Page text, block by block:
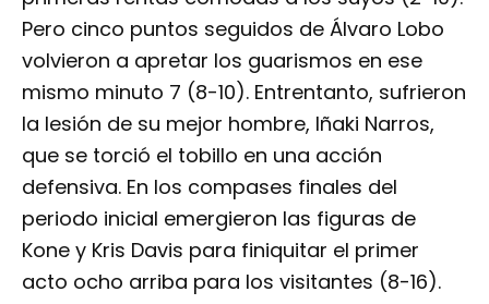
Pero cinco puntos seguidos de Álvaro Lobo
volvieron a apretar los guarismos en ese
mismo minuto 7 (8-10). Entrentanto, sufrieron
la lesión de su mejor hombre, Iñaki Narros,
que se torció el tobillo en una acción
defensiva. En los compases finales del
periodo inicial emergieron las figuras de
Kone y Kris Davis para finiquitar el primer
acto ocho arriba para los visitantes (8-16).